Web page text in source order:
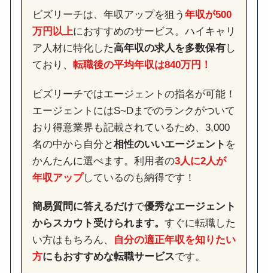
ビズリーチは、年収アップを狙う 年収が500
万円以上におすすめのサービス。ハイキャリ
ア人材に特化した高年収の求人を多数保有し
ており、 転職後の平均年収は840万円！
ビズリーチではエージェントの指名が可能！
エージェントにはS~Dまでのランクがついて
おり得意業界も記載されているため、3,000
名の中から自分と相性のいいエージェント を
かんたんに選べます。利用者の3人に2人が
年収アップしているのも納得です！
簡易質問に答えるだけで優秀なエージェント
からスカウト受けられます。 すぐに転職した
い方はもちろん、
自分の適正年収を知りたい
方にもおすすめな転職サービスです。